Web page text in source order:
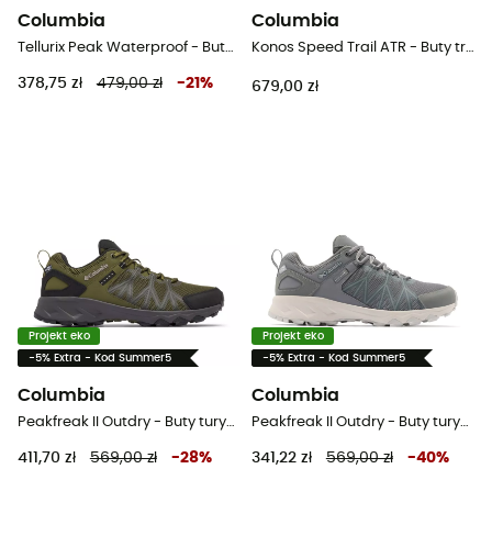
Columbia
Tellurix Peak Waterproof - Buty turystyczne meskie
378,75 zł 479,00 zł -21 %
Columbia
Konos Speed Trail ATR - Buty trailowe damskie
679,00 zł
Projekt eko
-5% Extra - Kod Summer5
Columbia
Peakfreak II Outdry - Buty turystyczne meskie
411,70 zł 569,00 zł -28%
Projekt eko
-5% Extra - Kod Summer5
Columbia
Peakfreak II Outdry - Buty turystyczne meskie
341,22 zł 569,00 zł -40%